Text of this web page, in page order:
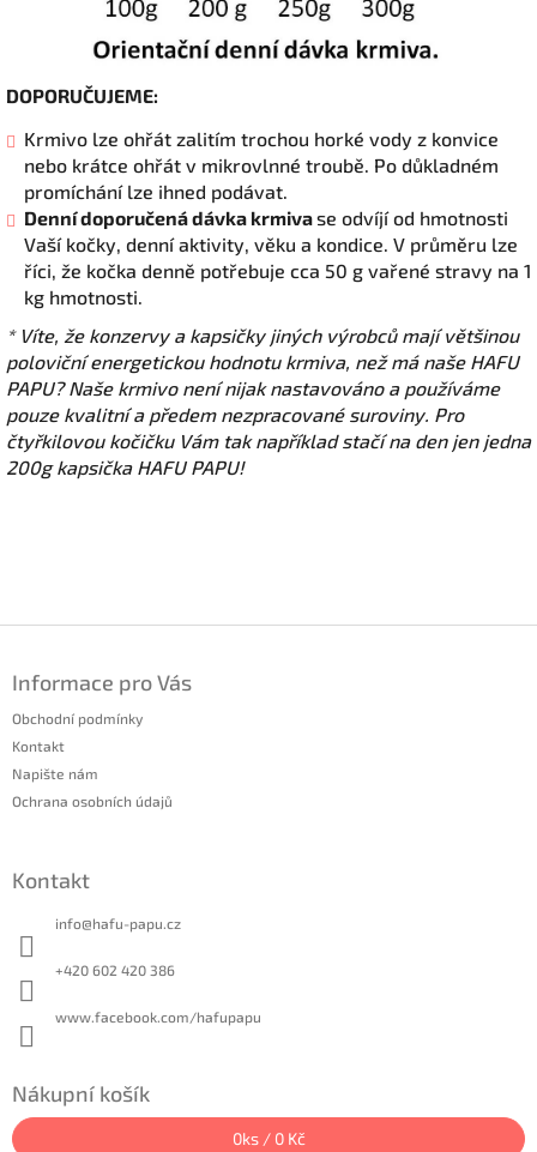
DOPORUČUJEME:
Krmivo lze ohřát zalitím trochou horké vody z konvice
nebo krátce ohřát v mikrovlnné troubě. Po důkladném
promíchání lze ihned podávat.
Denní doporučená dávka krmivase odvíjí od hmotnosti
Vaší kočky, denní aktivity, věku a kondice. V průměru lze
říci, že kočka denně potřebuje cca 50 g vařené stravy na 1
kg hmotnosti.
* Víte, že konzervy a kapsičky jiných výrobců mají většinou
poloviční energetickou hodnotu krmiva, než má naše HAFU
PAPU? Naše krmivo není nijak nastavováno a používáme
pouze kvalitní a předem nezpracované suroviny. Pro
čtyřkilovou kočičku Vám tak například stačí na den jen jedna
200g kapsička HAFU PAPU!
Informace pro Vás
Obchodní podmínky
Kontakt
Napište nám
Ochrana osobních údajů
Kontakt
info@hafu-papu.cz
+420 602 420 386
www.facebook.com/hafupapu
Nákupní košík
0ks / 0 Kč